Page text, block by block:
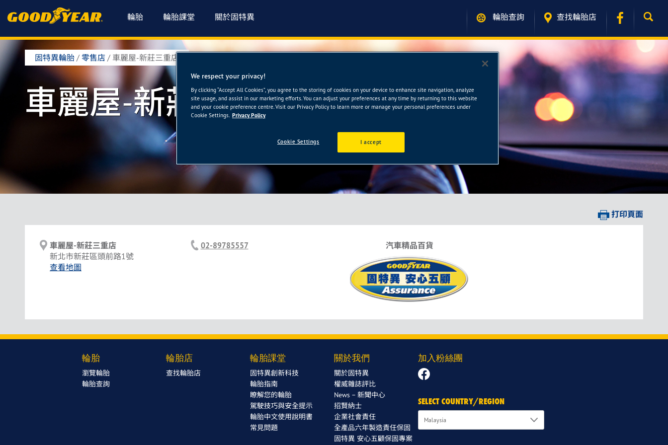
輪胎 輪胎課堂 關於固特異 輪胎查詢 查找輪胎店
固特異輪胎 / 零售店 / 車麗屋-新莊三重店
車麗屋-新莊三重店
打印頁面
車麗屋-新莊三重店
新北市新莊區頭前路1號
查看地圖
02-89785557 汽車精品百貨
輪胎
瀏覽輪胎
輪胎查詢
輪胎店
查找輪胎店
輪胎課堂
固特異創新科技
輪胎指南
瞭解您的輪胎
駕駛技巧與安全提示
輪胎中文使用說明書
常見問題
關於我們
關於固特異
權威雜誌評比
News – 新聞中心
招賢納士
企業社會責任
全產品六年製造責任保固
固特異 安心五顧保固專案
加入粉絲團
SELECT COUNTRY/REGION
We respect your privacy!
By clicking “Accept All Cookies”, you agree to the storing of cookies on your device to enhance site navigation, analyze
site usage, and assist in our marketing efforts. You can adjust your preferences at any time by returning to this website
and your cookie preference centre. Visit our Privacy Policy to learn more or manage your personal preferences under
Cookie Settings. Privacy Policy
I accept
Cookie Settings